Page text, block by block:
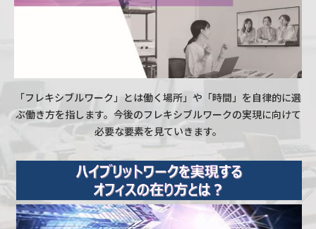
「フレキシブルワーク」とは働く場所」や「時間」を自律的に選
ぶ働き方を指します。今後のフレキシブルワークの実現に向けて
必要な要素を見ていきます。